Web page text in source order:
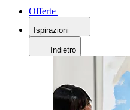
Offerte
Ispirazioni
Indietro